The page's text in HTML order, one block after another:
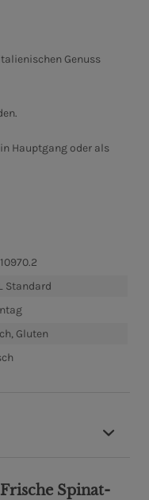
Genuss
Hauptgang oder als
Standard
Gluten
Spinat-